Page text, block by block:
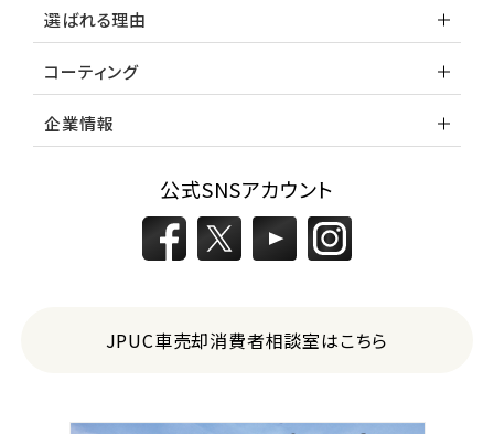
選ばれる理由
コーティング
企業情報
公式SNSアカウント
JPUC車売却消費者相談室はこちら